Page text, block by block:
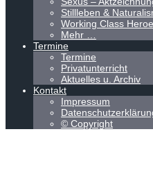
Stillleben &
Working Class
Mehr …
Termine
Termine
Privatunterricht
Aktuelles u. Archiv
Kontakt
Impressum
© Copyright